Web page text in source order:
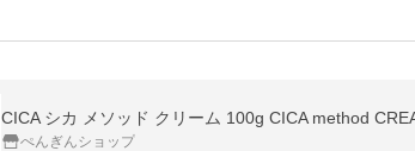
CICA シカ メソッド クリーム 100g CICA method
ぺんぎんショップ